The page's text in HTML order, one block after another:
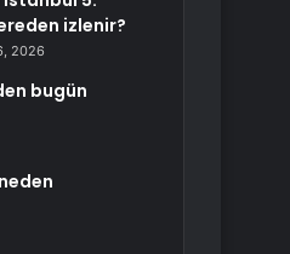
izlenir?
2026
bugün